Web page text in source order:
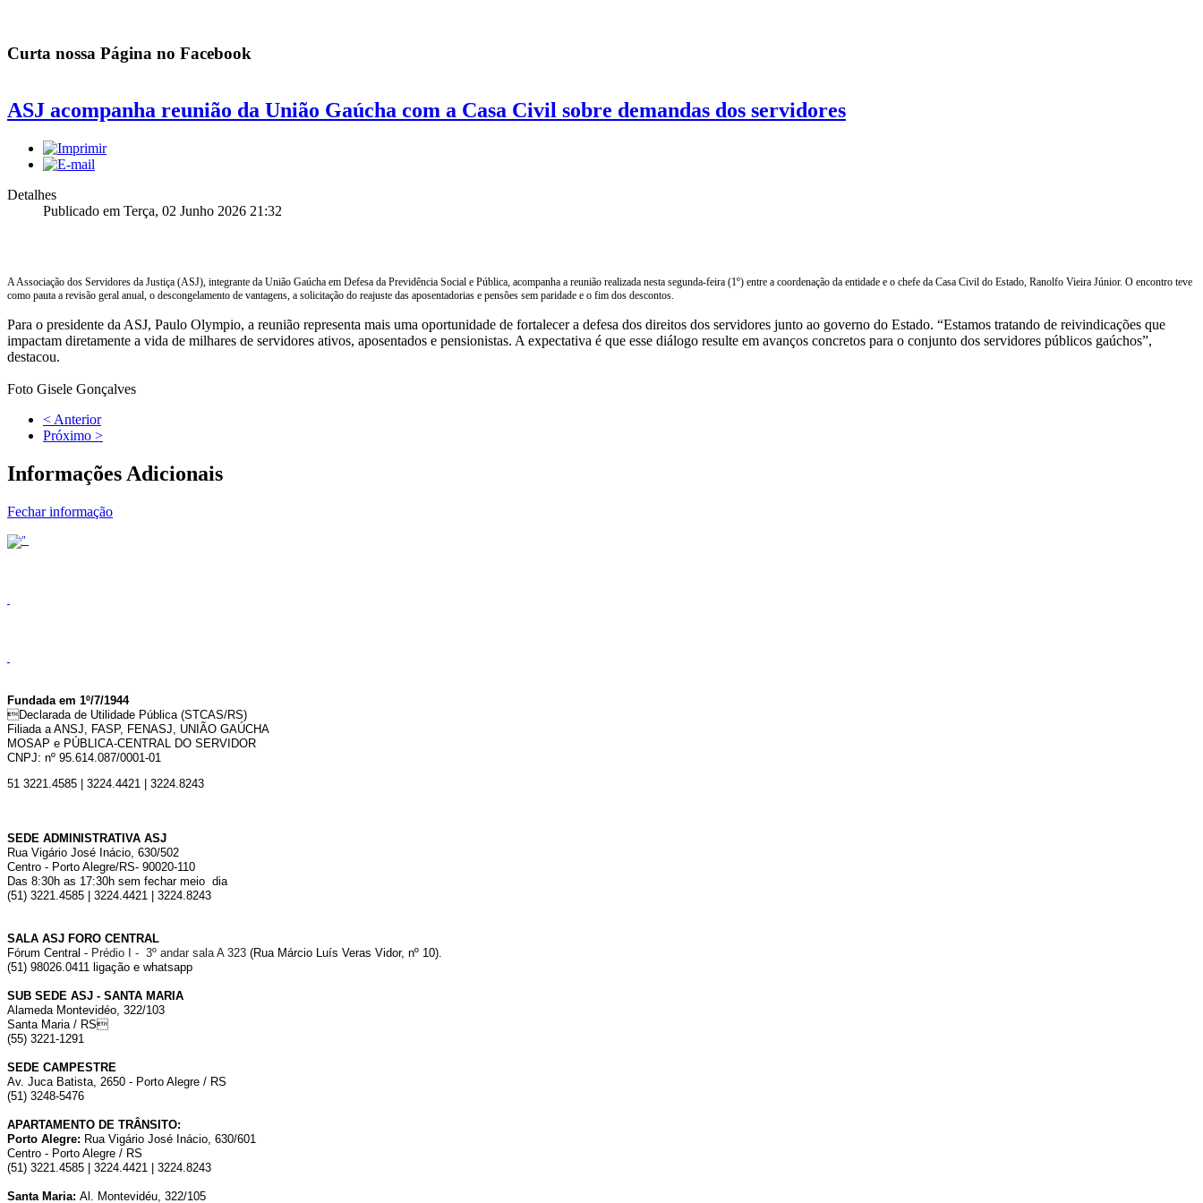
Curta nossa Página no Facebook
ASJ acompanha reunião da União Gaúcha com a Casa Civil sobre demandas dos servidores
Detalhes
Publicado em Terça, 02 Junho 2026 21:32
A Associação dos Servidores da Justiça (ASJ), integrante da União Gaúcha em Defesa da Previdência Social e Pública, acompanha a reunião realizada nesta segunda-feira (1º) entre a coordenação da entidade e o chefe da Casa Civil do Estado, Ranolfo Vieira Júnior. O encontro teve
como pauta a revisão geral anual, o descongelamento de vantagens, a solicitação do reajuste das aposentadorias e pensões sem paridade e o fim dos descontos.
Para o presidente da ASJ, Paulo Olympio, a reunião representa mais uma oportunidade de fortalecer a defesa dos direitos dos servidores junto ao governo do Estado. “Estamos tratando de reivindicações que
impactam diretamente a vida de milhares de servidores ativos, aposentados e pensionistas. A expectativa é que esse diálogo resulte em avanços concretos para o conjunto dos servidores públicos gaúchos”,
destacou.
Foto Gisele Gonçalves
< Anterior
Próximo >
Informações Adicionais
Fechar informação
Fundada em 1º/7/1944
Declarada de Utilidade Pública (STCAS/RS)
Filiada a ANSJ, FASP, FENASJ, UNIÃO GAÚCHA
MOSAP e PÚBLICA-CENTRAL DO SERVIDOR
CNPJ: nº 95.614.087/0001-01
51 3221.4585 | 3224.4421 | 3224.8243
SEDE ADMINISTRATIVA ASJ
Rua Vigário José Inácio, 630/502
Centro - Porto Alegre/RS- 90020-110
Das 8:30h as 17:30h sem fechar meio dia
(51) 3221.4585 | 3224.4421 | 3224.8243
SALA ASJ FORO CENTRAL
Fórum Central - Prédio I - 3º andar sala A 323 (Rua Márcio Luís Veras Vidor, nº 10).
(51) 98026.0411 ligação e whatsapp
SUB SEDE ASJ - SANTA MARIA
Alameda Montevidéo, 322/103
Santa Maria / RS
(55) 3221-1291
SEDE CAMPESTRE
Av. Juca Batista, 2650 - Porto Alegre / RS
(51) 3248-5476
APARTAMENTO DE TRÂNSITO:
Porto Alegre: Rua Vigário José Inácio, 630/601
Centro - Porto Alegre / RS
(51) 3221.4585 | 3224.4421 | 3224.8243
Santa Maria: Al. Montevidéu, 322/105